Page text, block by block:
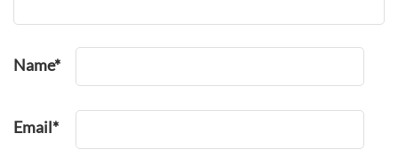
Name*
Email*